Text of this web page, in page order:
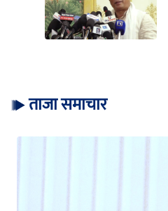
ताजा समाचार